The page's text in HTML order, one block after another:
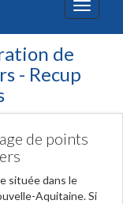
Toggle
de
- Recup
de points
située dans le
Aquitaine. Si